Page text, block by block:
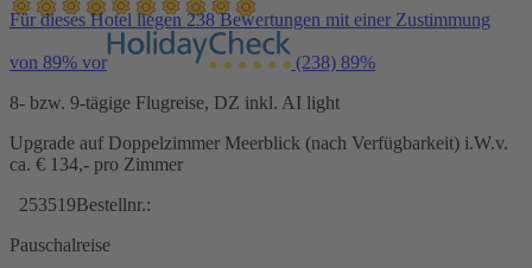
Für dieses Hotel liegen 238 Bewertungen mit einer Zustimmung
von 89% vor (238) 89%
8- bzw. 9-tägige Flugreise, DZ inkl. AI light
Upgrade auf Doppelzimmer Meerblick (nach Verfügbarkeit) i.W.v.
ca. € 134,- pro Zimmer
253519Bestellnr.:
Pauschalreise